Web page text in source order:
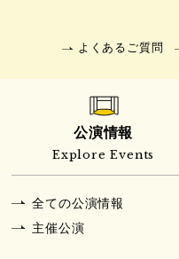
よくあるご質問
公演情報
Explore Events
全ての公演情報
主催公演